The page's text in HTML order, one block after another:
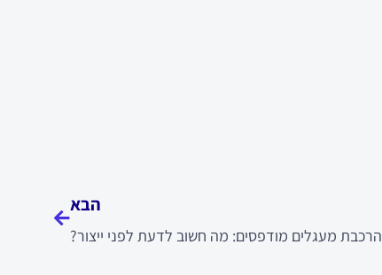
הבא
הרכבת מעגלים מודפסים: מה חשוב לדעת לפני ייצור?